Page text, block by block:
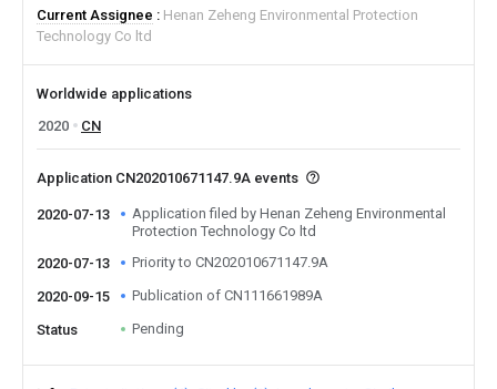
Current Assignee
Henan Zeheng Environmental Protection
Technology Co ltd
Worldwide applications
2020
CN
Application CN202010671147.9A events
2020-07-13
Application filed by Henan Zeheng Environmental
Protection Technology Co ltd
2020-07-13
Priority to CN202010671147.9A
2020-09-15 Publication of CN111661989A
Status Pending